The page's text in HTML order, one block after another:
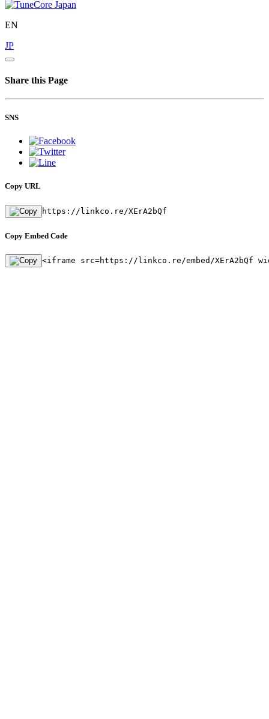
EN
JP
Share this Page
SNS
Copy URL
https://linkco.re/XErA2bQf
Copy Embed Code
<iframe src=https://linkco.re/embed/XErA2bQf